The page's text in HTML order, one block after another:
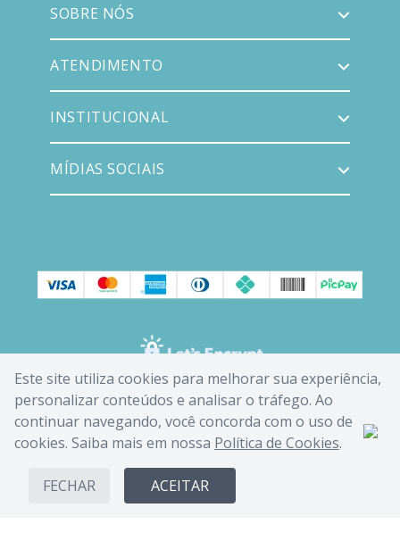
Este site utiliza cookies para melhorar sua experiência,
personalizar conteúdos e analisar o tráfego. Ao
continuar navegando, você concorda com o uso de
cookies. Saiba mais em nossa Política de Cookies.
FECHAR ACEITAR
SOBRE NÓS
ATENDIMENTO
INSTITUCIONAL
MÍDIAS SOCIAIS